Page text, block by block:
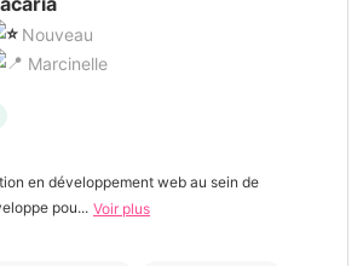
Nouveau
Marcinelle
en développement web au sein de
pou... Voir plus